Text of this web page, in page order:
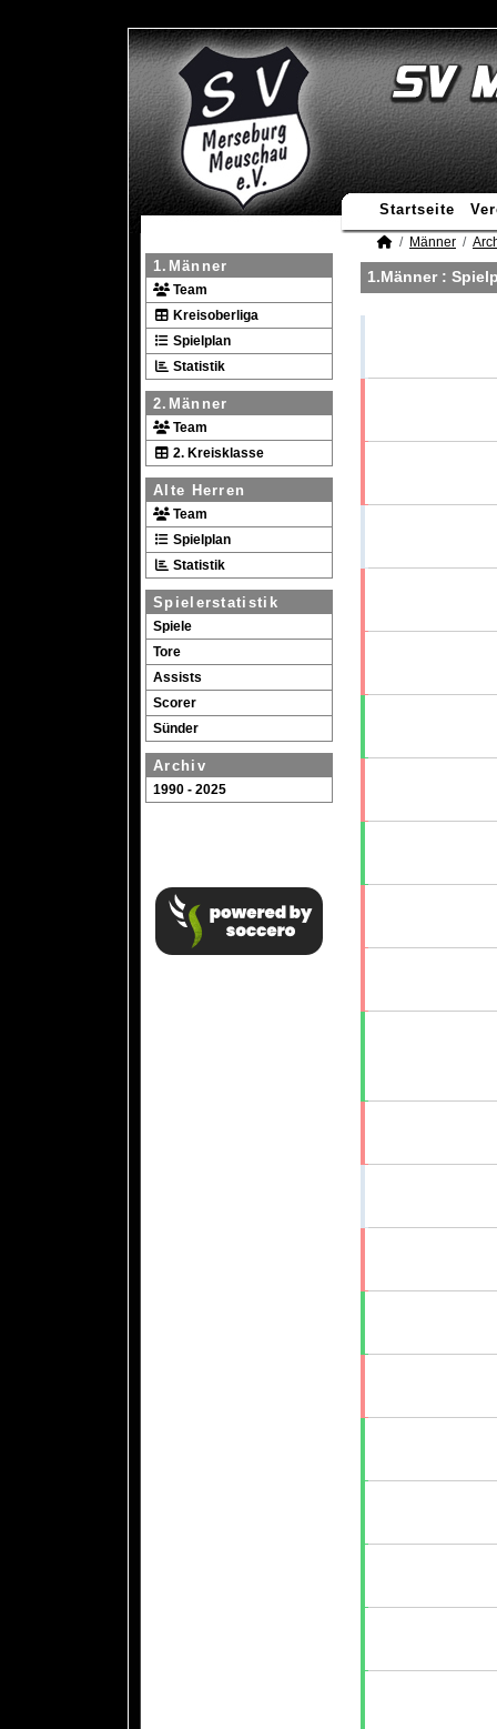
Startseite
1.Männer
Team
Kreisoberliga
Spielplan
Statistik
2.Männer
Team
2. Kreisklasse
Alte Herren
Team
Spielplan
Statistik
Spielerstatistik
Spiele
Tore
Assists
Scorer
Sünder
Archiv
1990 - 2025
Männer
1.Männer :